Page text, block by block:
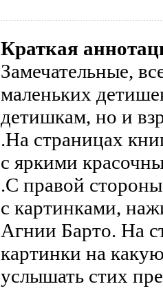
Краткая
Замечательные,
маленьких
детишкам, но и
.На страницах
с яркими
.С правой
с картинками,
Агнии Барто. На
картинки на
услышать стих